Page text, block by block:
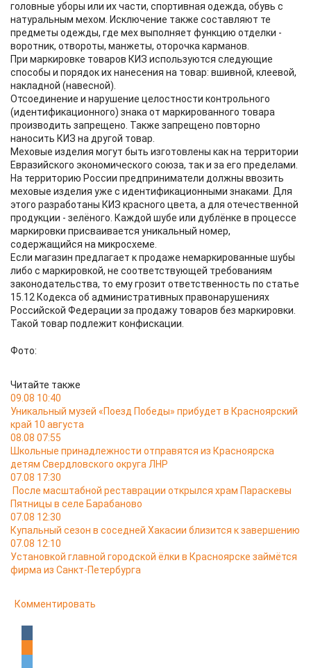
головные уборы или их части, спортивная одежда, обувь с
натуральным мехом. Исключение также составляют те
предметы одежды, где мех выполняет функцию отделки -
воротник, отвороты, манжеты, оторочка карманов.
При маркировке товаров КИЗ используются следующие
способы и порядок их нанесения на товар: вшивной, клеевой,
накладной (навесной).
Отсоединение и нарушение целостности контрольного
(идентификационного) знака от маркированного товара
производить запрещено. Также запрещено повторно
наносить КИЗ на другой товар.
Меховые изделия могут быть изготовлены как на территории
Евразийского экономического союза, так и за его пределами.
На территорию России предприниматели должны ввозить
меховые изделия уже с идентификационными знаками. Для
этого разработаны КИЗ красного цвета, а для отечественной
продукции - зелёного. Каждой шубе или дублёнке в процессе
маркировки присваивается уникальный номер,
содержащийся на микросхеме.
Если магазин предлагает к продаже немаркированные шубы
либо с маркировкой, не соответствующей требованиям
законодательства, то ему грозит ответственность по статье
15.12 Кодекса об административных правонарушениях
Российской Федерации за продажу товаров без маркировки.
Такой товар подлежит конфискации.
Фото:
Читайте также
09.08 10:40
Уникальный музей «Поезд Победы» прибудет в Красноярский
край 10 августа
08.08 07:55
Школьные принадлежности отправятся из Красноярска
детям Свердловского округа ЛНР
07.08 17:30
После масштабной реставрации открылся храм Параскевы
Пятницы в селе Барабаново
07.08 12:30
Купальный сезон в соседней Хакасии близится к завершению
07.08 12:10
Установкой главной городской ёлки в Красноярске займётся
фирма из Санкт-Петербурга
Комментировать